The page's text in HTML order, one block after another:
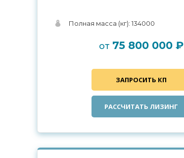
Полная масса (кг): 134000
от 75 800 000 ₽
ЗАПРОСИТЬ КП
РАССЧИТАТЬ ЛИЗИНГ